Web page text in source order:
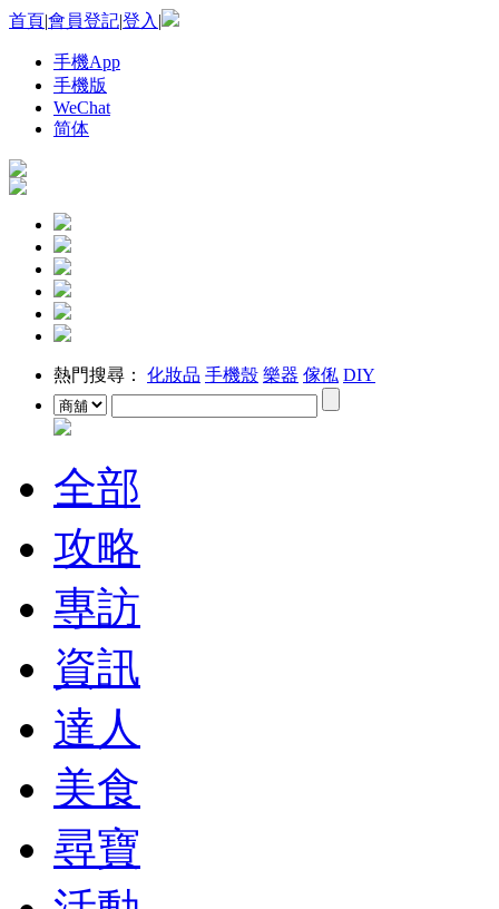
首頁|會員登記|登入 |
手機App
手機版
WeChat
简体
熱門搜尋： 化妝品 手機殼 樂器 傢俬 DIY
全部
攻略
專訪
資訊
達人
美食
尋寶